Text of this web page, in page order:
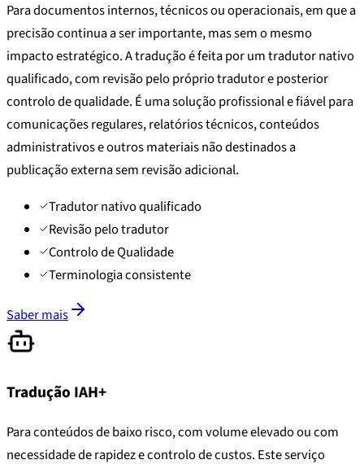
Para documentos internos, técnicos ou operacionais, em que a
precisão continua a ser importante, mas sem o mesmo
impacto estratégico. A tradução é feita por um tradutor nativo
qualificado, com revisão pelo próprio tradutor e posterior
controlo de qualidade. É uma solução profissional e fiável para
comunicações regulares, relatórios técnicos, conteúdos
administrativos e outros materiais não destinados a
publicação externa sem revisão adicional.
Tradutor nativo qualificado
Revisão pelo tradutor
Controlo de Qualidade
Terminologia consistente
Saber mais
Tradução IAH+
Para conteúdos de baixo risco, com volume elevado ou com
necessidade de rapidez e controlo de custos. Este serviço